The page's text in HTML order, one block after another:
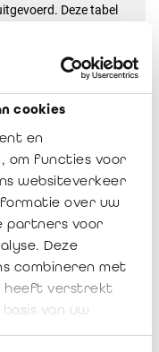
cookies
en
om functies voor
websiteverkeer
over uw
partners voor
Deze
combineren met
heeft verstrekt
van uw
Deze tabel
en vervangen door
bijlage blijft
onder het
> Archieven.
04 - tabel
opdracht